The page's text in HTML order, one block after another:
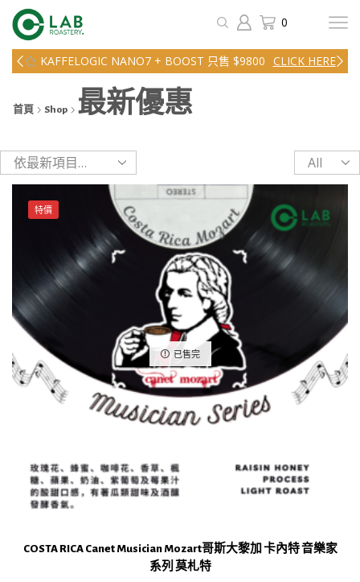
0
KAFFELOGIC NANO7 + BOOST 只售 $9800 CLICK HERE
首頁 Shop 最新優惠
Products
per
已售完
特價
COSTA RICA Canet Musician Mozart哥斯大黎加 卡內特 音樂家
系列 莫札特